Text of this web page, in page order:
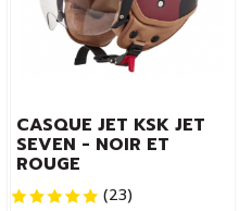
CASQUE JET KSK JET
SEVEN - NOIR ET
ROUGE
(23)